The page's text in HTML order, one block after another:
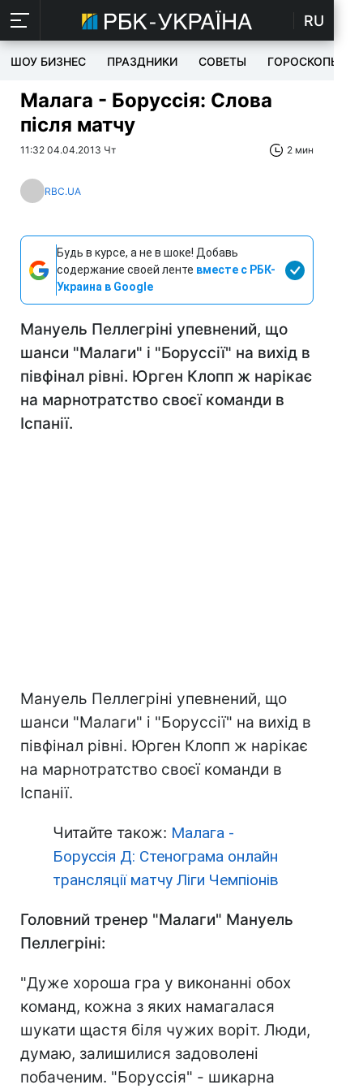
RU
ШОУ БИЗНЕС ПРАЗДНИКИ СОВЕТЫ ГОРОСКОПЫ
Малага - Боруссія: Слова
після матчу
11:32 04.04.2013 Чт 2 мин
RBC.UA
Будь в курсе, а не в шоке! Добавь
содержание своей ленте вместе с РБК-
Украина в Google
Мануель Пеллегріні упевнений, що
шанси "Малаги" і "Боруссії" на вихід в
півфінал рівні. Юрген Клопп ж нарікає
на марнотратство своєї команди в
Іспанії.
Мануель Пеллегріні упевнений, що
шанси "Малаги" і "Боруссії" на вихід в
півфінал рівні. Юрген Клопп ж нарікає
на марнотратство своєї команди в
Іспанії.
Читайте також: Малага -
Боруссія Д: Стенограма онлайн
трансляції матчу Ліги Чемпіонів
Головний тренер "Малаги" Мануель
Пеллегріні:
"Дуже хороша гра у виконанні обох
команд, кожна з яких намагалася
шукати щастя біля чужих воріт. Люди,
думаю, залишилися задоволені
побаченим. "Боруссія" - шикарна